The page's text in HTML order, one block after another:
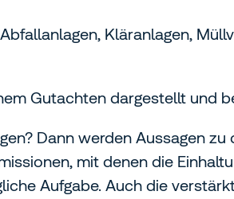
Kläranlagen,
Gutachten dargestellt und
Dann werden Aussagen
mit denen die
Aufgabe. Auch die